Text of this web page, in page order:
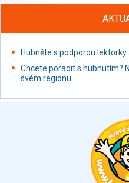
Proteinové výrobky, doplňky
Nápoje alkoholické
Restaurace, jídelny, hotová
Fastfood
Studená kuchyně,
Hubněte s podporou
Chcete poradit s hubnutím?
svém regionu